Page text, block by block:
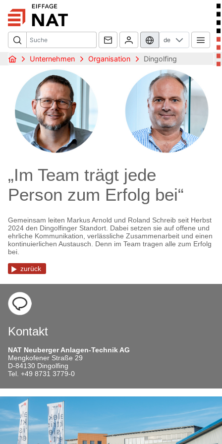
de
Unternehmen Organisation Dingolfing
„Im Team trägt jede
Person zum Erfolg bei“
Gemeinsam leiten Markus Arnold und Roland Schreib seit Herbst
2024 den Dingolfinger Standort. Dabei setzen sie auf offene und
ehrliche Kommunikation, verlässliche Zusammenarbeit und einen
kontinuierlichen Austausch. Denn im Team tragen alle zum Erfolg
bei.
zurück
Kontakt
NAT Neuberger Anlagen-Technik AG
Mengkofener Straße 29
D-84130 Dingolfing
Tel. +49 8731 3779-0